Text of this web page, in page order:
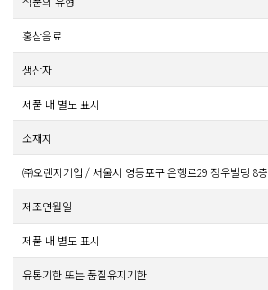
홍삼음료
생산자
제품 내 별도 표시
소재지
㈜오렌지기업 / 서울시 영등포구 은행로29 정우빌딩 8층
제조연월일
제품 내 별도 표시
유통기한 또는 품질유지기한